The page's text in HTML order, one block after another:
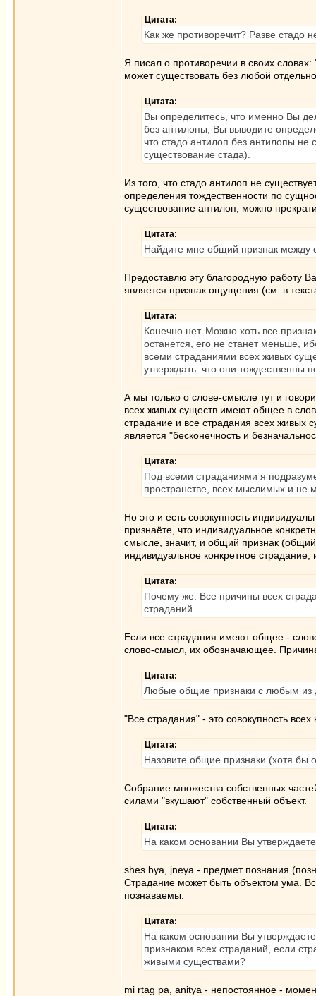
Цитата:
Как же противоречит? Разве стадо
Я писал о противоречии в своих
может существовать без любой
Цитата:
Вы определитесь, что именно Вы
без антилопы, Вы выводите
что стадо антилоп без антилопы
существование стада).
Из того, что стадо антилоп не
определения тождественности по
существование антилоп, можно
Цитата:
Найдите мне общий признак между
Предоставлю эту благородную работу
является признак ощущения (см. в
Цитата:
Конечно нет. Можно хоть все
останется, его не станет меньше,
всеми страданиями всех живых
утверждать. что они тождественны
А мы только о слове-смысле тут и
всех живых существ имеют общее в
страдание и все страдания всех живых
является "бесконечность и
Цитата:
Под всеми страданиями я
пространстве, всех мыслимых и не
Но это и есть совокупность
признаёте, что индивидуальное
смысле, значит, и общий признак
индивидуальное конкретное
Цитата:
Почему же. Все причины всех
страданий.
Если все страдания имеют общее -
слово-смысл, их обозначающее.
Цитата:
Любые общие признаки с любым из
"Все страдания" - это совокупность
Цитата:
Назовите общие признаки (хотя бы
Собрание множества собственных
силами "вкушают" собственный объект.
Цитата:
На каком основании Вы
shes bya, jneya - предмет познания
Страдание может быть объектом ума.
познаваемы.
Цитата:
На каком основании Вы
признаком всех страданий, если
живыми существами?
mi rtag pa, anitya - непостоянное -